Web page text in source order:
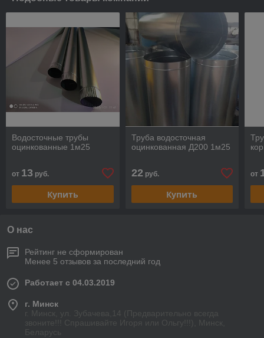
Водосточные трубы
оцинкованные 1м25
от 13 руб.
Купить
Труба водосточная
оцинкованная Д200 1м25
22 руб.
Купить
от
О нас
Рейтинг не сформирован
Менее 5 отзывов за последний год
Работает с 04.03.2019
г. Минск
г. Минск, ул. Зубачева,14 (Предварительно всегда
звоните!!! Спрашивайте Игоря или Ольгу!!!), Минск,
Беларусь